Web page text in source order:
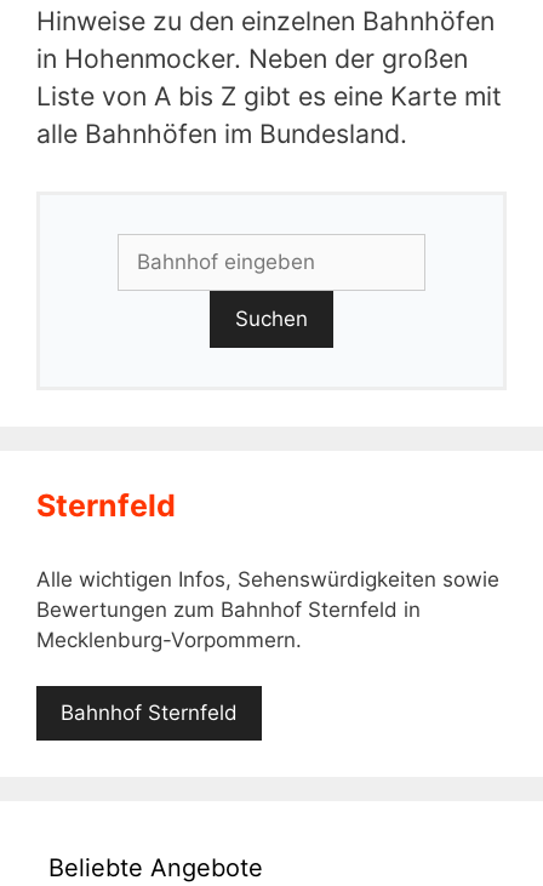
Hinweise zu den einzelnen Bahnhöfen
in Hohenmocker. Neben der großen
Liste von A bis Z gibt es eine Karte mit
alle Bahnhöfen im Bundesland.
Suchen
Sternfeld
Alle wichtigen Infos, Sehenswürdigkeiten sowie
Bewertungen zum Bahnhof Sternfeld in
Mecklenburg-Vorpommern.
Bahnhof Sternfeld
Beliebte Angebote